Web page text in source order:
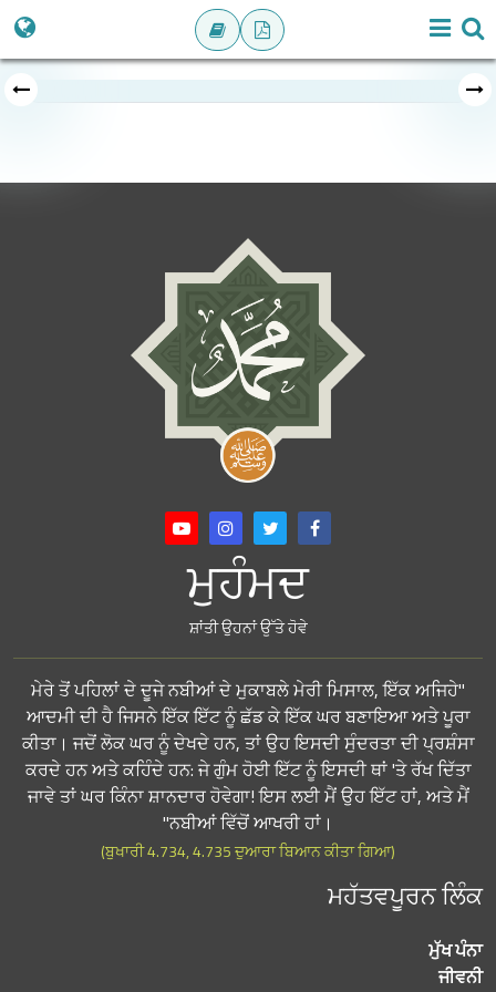
ਮੁਹੰਮਦ
ਸ਼ਾਂਤੀ ਉਹਨਾਂ ਉੱਤੇ ਹੋਵੇ
"ਮੇਰੇ ਤੋਂ ਪਹਿਲਾਂ ਦੇ ਦੂਜੇ ਨਬੀਆਂ ਦੇ ਮੁਕਾਬਲੇ ਮੇਰੀ ਮਿਸਾਲ, ਇੱਕ ਅਜਿਹੇ
ਆਦਮੀ ਦੀ ਹੈ ਜਿਸਨੇ ਇੱਕ ਇੱਟ ਨੂੰ ਛੱਡ ਕੇ ਇੱਕ ਘਰ ਬਣਾਇਆ ਅਤੇ ਪੂਰਾ
ਕੀਤਾ। ਜਦੋਂ ਲੋਕ ਘਰ ਨੂੰ ਦੇਖਦੇ ਹਨ, ਤਾਂ ਉਹ ਇਸਦੀ ਸੁੰਦਰਤਾ ਦੀ ਪ੍ਰਸ਼ੰਸਾ
ਕਰਦੇ ਹਨ ਅਤੇ ਕਹਿੰਦੇ ਹਨ: ਜੇ ਗੁੰਮ ਹੋਈ ਇੱਟ ਨੂੰ ਇਸਦੀ ਥਾਂ 'ਤੇ ਰੱਖ ਦਿੱਤਾ
ਜਾਵੇ ਤਾਂ ਘਰ ਕਿੰਨਾ ਸ਼ਾਨਦਾਰ ਹੋਵੇਗਾ! ਇਸ ਲਈ ਮੈਂ ਉਹ ਇੱਟ ਹਾਂ, ਅਤੇ ਮੈਂ
ਨਬੀਆਂ ਵਿੱਚੋਂ ਆਖਰੀ ਹਾਂ।"
(ਬੁਖਾਰੀ 4.734, 4.735 ਦੁਆਰਾ ਬਿਆਨ ਕੀਤਾ ਗਿਆ)
ਮਹੱਤਵਪੂਰਨ ਲਿੰਕ
ਮੁੱਖ ਪੰਨਾ
ਜੀਵਨੀ